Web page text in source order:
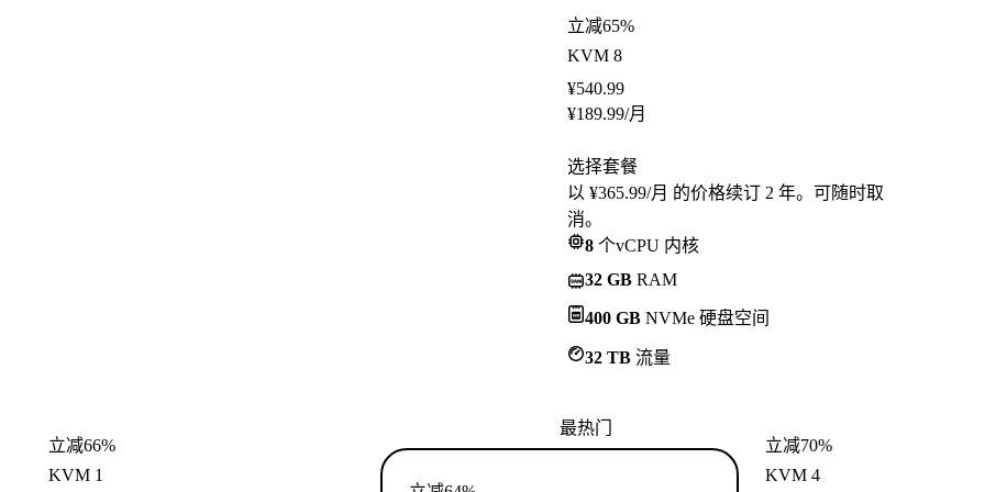
立减65%
KVM 8
¥540.99
¥189.99/月
选择套餐
以 ¥365.99/月 的价格续订 2 年。可随时取
消。
8 个vCPU 内核
32 GB RAM
400 GB NVMe 硬盘空间
32 TB 流量
立减66%
KVM 1
最热门
立减70%
KVM 4